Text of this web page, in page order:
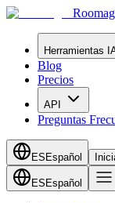
Herramientas
Blog
Precios
API
Preguntas
ES Español
ES Español